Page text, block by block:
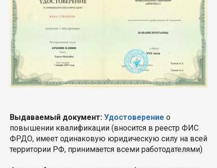
Выдаваемый документ: Удостоверение о
повышении квалификации (вносится в реестр ФИС
ФРДО, имеет одинаковую юридическую силу на всей
территории РФ, принимается всеми работодателями)